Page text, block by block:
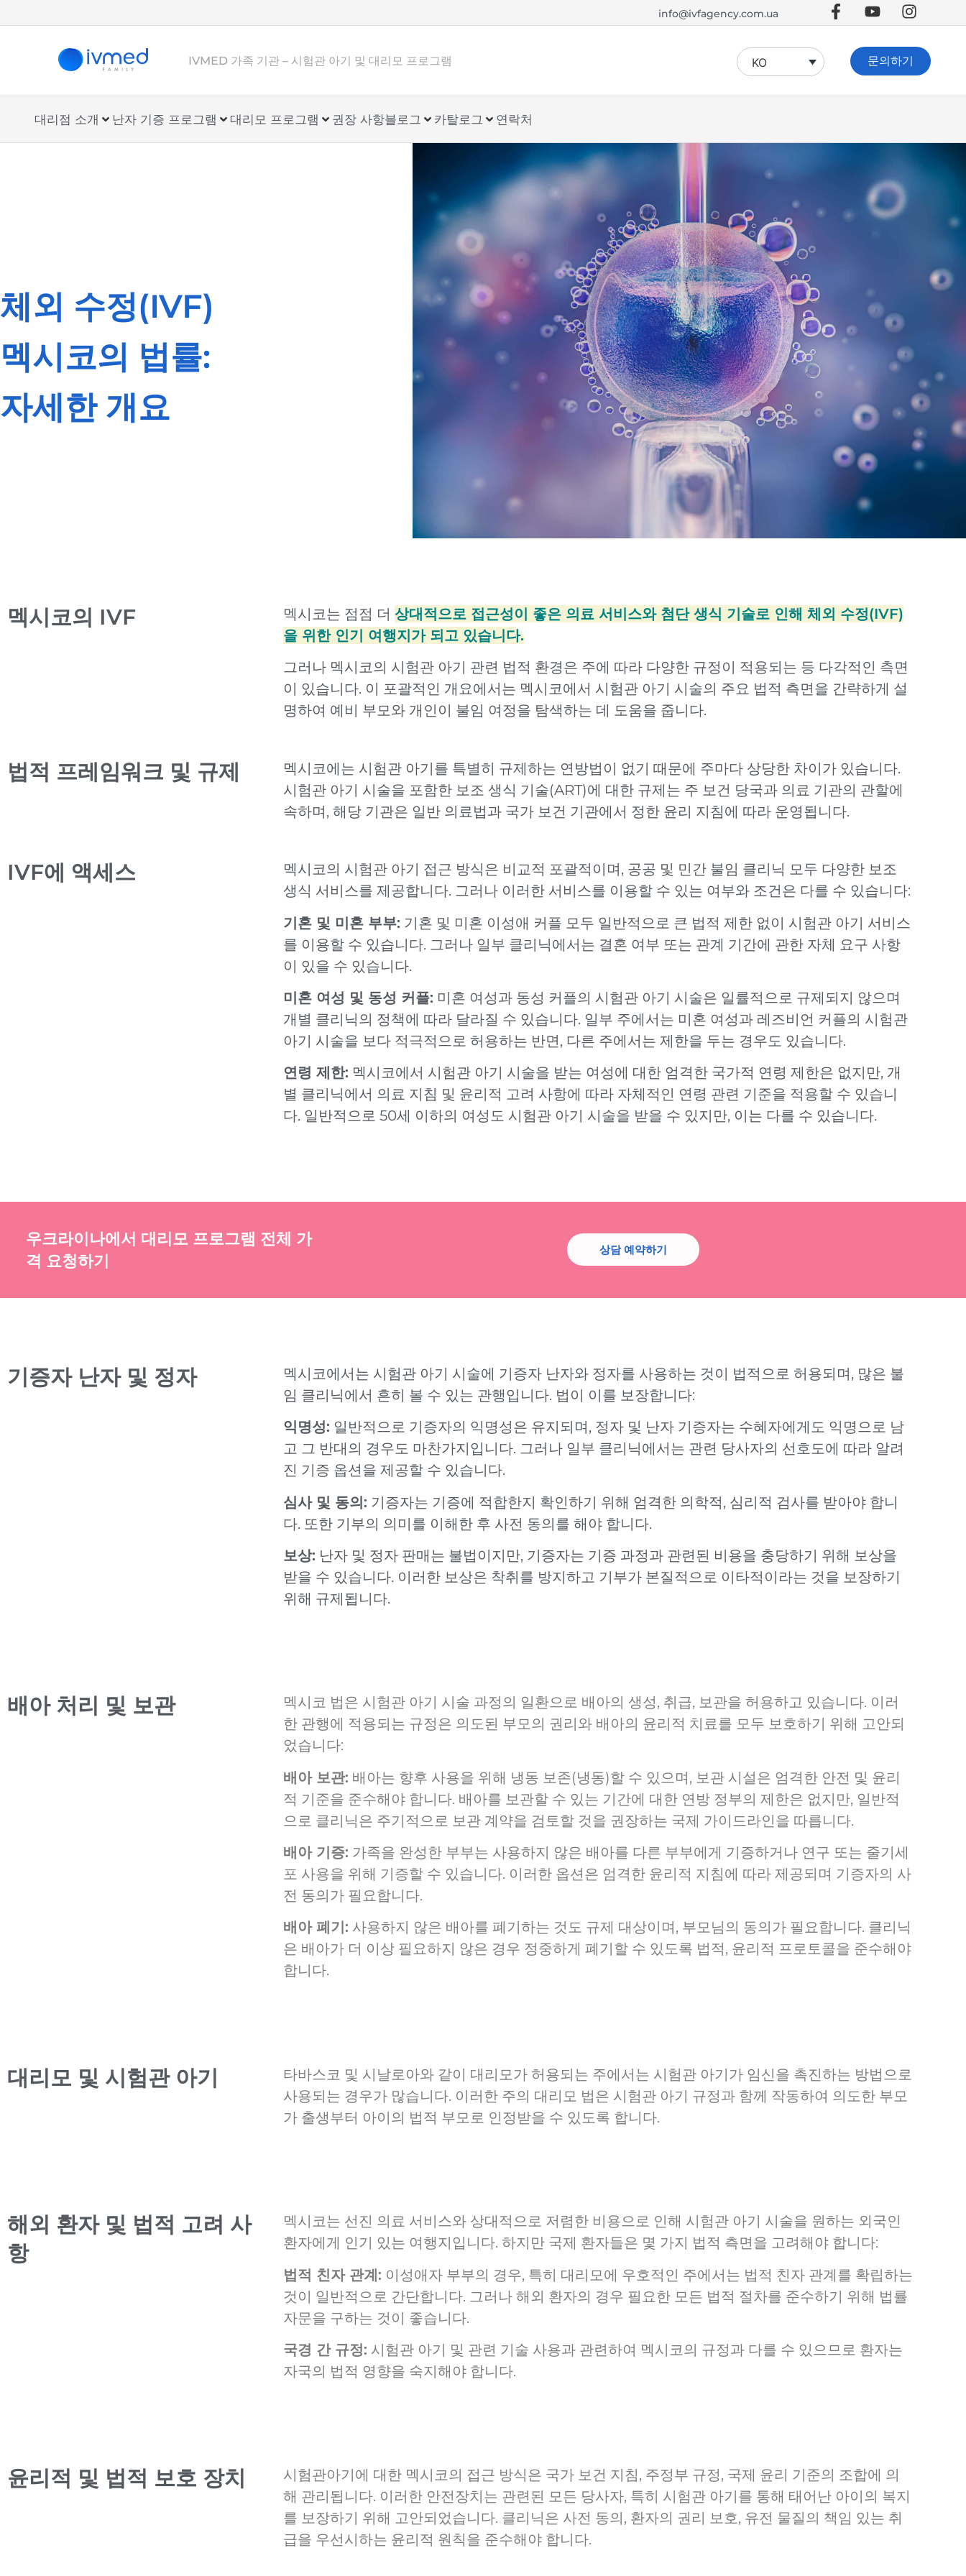
info@ivfagency.com.ua
IVMED 가족 기관 – 시험관 아기 및 대리모 프로그램 KO 문의하기
대리점 소개 난자 기증 프로그램 대리모 프로그램 권장 사항블로그 카탈로그 연락처
체외 수정(IVF)
멕시코의 법률:
자세한 개요
멕시코의 IVF 멕시코는 점점 더 상대적으로 접근성이 좋은 의료 서비스와 첨단 생식 기술로 인해 체외 수정(IVF)
을 위한 인기 여행지가 되고 있습니다.
그러나 멕시코의 시험관 아기 관련 법적 환경은 주에 따라 다양한 규정이 적용되는 등 다각적인 측면
이 있습니다. 이 포괄적인 개요에서는 멕시코에서 시험관 아기 시술의 주요 법적 측면을 간략하게 설
명하여 예비 부모와 개인이 불임 여정을 탐색하는 데 도움을 줍니다.
법적 프레임워크 및 규제
멕시코에는 시험관 아기를 특별히 규제하는 연방법이 없기 때문에 주마다 상당한 차이가 있습니다.
시험관 아기 시술을 포함한 보조 생식 기술(ART)에 대한 규제는 주 보건 당국과 의료 기관의 관할에
속하며, 해당 기관은 일반 의료법과 국가 보건 기관에서 정한 윤리 지침에 따라 운영됩니다.
IVF에 액세스
멕시코의 시험관 아기 접근 방식은 비교적 포괄적이며, 공공 및 민간 불임 클리닉 모두 다양한 보조
생식 서비스를 제공합니다. 그러나 이러한 서비스를 이용할 수 있는 여부와 조건은 다를 수 있습니다:
기혼 및 미혼 부부: 기혼 및 미혼 이성애 커플 모두 일반적으로 큰 법적 제한 없이 시험관 아기 서비스
를 이용할 수 있습니다. 그러나 일부 클리닉에서는 결혼 여부 또는 관계 기간에 관한 자체 요구 사항
이 있을 수 있습니다.
미혼 여성 및 동성 커플: 미혼 여성과 동성 커플의 시험관 아기 시술은 일률적으로 규제되지 않으며
개별 클리닉의 정책에 따라 달라질 수 있습니다. 일부 주에서는 미혼 여성과 레즈비언 커플의 시험관
아기 시술을 보다 적극적으로 허용하는 반면, 다른 주에서는 제한을 두는 경우도 있습니다.
연령 제한: 멕시코에서 시험관 아기 시술을 받는 여성에 대한 엄격한 국가적 연령 제한은 없지만, 개
별 클리닉에서 의료 지침 및 윤리적 고려 사항에 따라 자체적인 연령 관련 기준을 적용할 수 있습니
다. 일반적으로 50세 이하의 여성도 시험관 아기 시술을 받을 수 있지만, 이는 다를 수 있습니다.
우크라이나에서 대리모 프로그램 전체 가
격 요청하기
상담 예약하기
기증자 난자 및 정자
멕시코에서는 시험관 아기 시술에 기증자 난자와 정자를 사용하는 것이 법적으로 허용되며, 많은 불
임 클리닉에서 흔히 볼 수 있는 관행입니다. 법이 이를 보장합니다:
익명성: 일반적으로 기증자의 익명성은 유지되며, 정자 및 난자 기증자는 수혜자에게도 익명으로 남
고 그 반대의 경우도 마찬가지입니다. 그러나 일부 클리닉에서는 관련 당사자의 선호도에 따라 알려
진 기증 옵션을 제공할 수 있습니다.
심사 및 동의: 기증자는 기증에 적합한지 확인하기 위해 엄격한 의학적, 심리적 검사를 받아야 합니
다. 또한 기부의 의미를 이해한 후 사전 동의를 해야 합니다.
보상: 난자 및 정자 판매는 불법이지만, 기증자는 기증 과정과 관련된 비용을 충당하기 위해 보상을
받을 수 있습니다. 이러한 보상은 착취를 방지하고 기부가 본질적으로 이타적이라는 것을 보장하기
위해 규제됩니다.
배아 처리 및 보관
멕시코 법은 시험관 아기 시술 과정의 일환으로 배아의 생성, 취급, 보관을 허용하고 있습니다. 이러
한 관행에 적용되는 규정은 의도된 부모의 권리와 배아의 윤리적 치료를 모두 보호하기 위해 고안되
었습니다:
배아 보관: 배아는 향후 사용을 위해 냉동 보존(냉동)할 수 있으며, 보관 시설은 엄격한 안전 및 윤리
적 기준을 준수해야 합니다. 배아를 보관할 수 있는 기간에 대한 연방 정부의 제한은 없지만, 일반적
으로 클리닉은 주기적으로 보관 계약을 검토할 것을 권장하는 국제 가이드라인을 따릅니다.
배아 기증: 가족을 완성한 부부는 사용하지 않은 배아를 다른 부부에게 기증하거나 연구 또는 줄기세
포 사용을 위해 기증할 수 있습니다. 이러한 옵션은 엄격한 윤리적 지침에 따라 제공되며 기증자의 사
전 동의가 필요합니다.
배아 폐기: 사용하지 않은 배아를 폐기하는 것도 규제 대상이며, 부모님의 동의가 필요합니다. 클리닉
은 배아가 더 이상 필요하지 않은 경우 정중하게 폐기할 수 있도록 법적, 윤리적 프로토콜을 준수해야
합니다.
대리모 및 시험관 아기
타바스코 및 시날로아와 같이 대리모가 허용되는 주에서는 시험관 아기가 임신을 촉진하는 방법으로
사용되는 경우가 많습니다. 이러한 주의 대리모 법은 시험관 아기 규정과 함께 작동하여 의도한 부모
가 출생부터 아이의 법적 부모로 인정받을 수 있도록 합니다.
해외 환자 및 법적 고려 사
항
멕시코는 선진 의료 서비스와 상대적으로 저렴한 비용으로 인해 시험관 아기 시술을 원하는 외국인
환자에게 인기 있는 여행지입니다. 하지만 국제 환자들은 몇 가지 법적 측면을 고려해야 합니다:
법적 친자 관계: 이성애자 부부의 경우, 특히 대리모에 우호적인 주에서는 법적 친자 관계를 확립하는
것이 일반적으로 간단합니다. 그러나 해외 환자의 경우 필요한 모든 법적 절차를 준수하기 위해 법률
자문을 구하는 것이 좋습니다.
국경 간 규정: 시험관 아기 및 관련 기술 사용과 관련하여 멕시코의 규정과 다를 수 있으므로 환자는
자국의 법적 영향을 숙지해야 합니다.
윤리적 및 법적 보호 장치
시험관아기에 대한 멕시코의 접근 방식은 국가 보건 지침, 주정부 규정, 국제 윤리 기준의 조합에 의
해 관리됩니다. 이러한 안전장치는 관련된 모든 당사자, 특히 시험관 아기를 통해 태어난 아이의 복지
를 보장하기 위해 고안되었습니다. 클리닉은 사전 동의, 환자의 권리 보호, 유전 물질의 책임 있는 취
급을 우선시하는 윤리적 원칙을 준수해야 합니다.